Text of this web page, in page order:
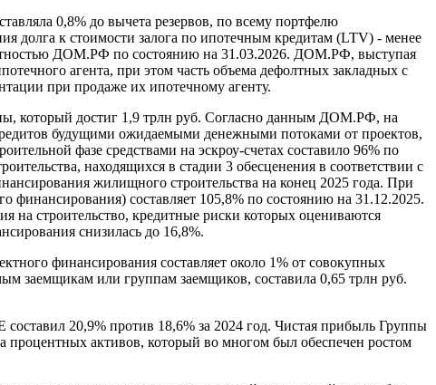
0,8% до вычета резервов, по всему портфелю
долга к стоимости залога по ипотечным кредитам (LTV) - менее
ДОМ.РФ по состоянию на 31.03.2026. ДОМ.РФ, выступая
агента, при этом часть объема дефолтных закладных с
при продаже их ипотечному агенту.
который достиг 1,9 трлн руб. Согласно данным ДОМ.РФ, на
будущими ожидаемыми денежными потоками от проектов,
фазе средствами на эскроу-счетах составило 96% по
находящихся в стадии 3 обесценения в соответствии с
жилищного строительства на конец 2025 года. При
финансирования) составляет 105,8% по состоянию на 31.12.2025.
на строительство, кредитные риски которых оцениваются
снизилась до 16,8%.
финансирования составляет около 1% от совокупных
заемщикам или группам заемщиков, составила 0,65 трлн руб.
20,9% против 18,6% за 2024 год. Чистая прибыль Группы
активов, который во многом был обеспечен ростом